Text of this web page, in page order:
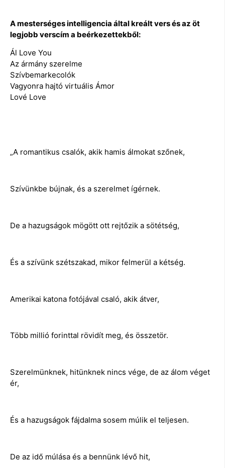
A mesterséges intelligencia által kreált vers és az öt
legjobb verscím a beérkezettekből:
Ál Love You
Az ármány szerelme
Szívbemarkecolók
Vagyonra hajtó virtuális Ámor
Lové Love
„A romantikus csalók, akik hamis álmokat szőnek,
Szívünkbe bújnak, és a szerelmet ígérnek.
De a hazugságok mögött ott rejtőzik a sötétség,
És a szívünk szétszakad, mikor felmerül a kétség.
Amerikai katona fotójával csaló, akik átver,
Több millió forinttal rövidít meg, és összetör.
Szerelmünknek, hitünknek nincs vége, de az álom véget
ér,
És a hazugságok fájdalma sosem múlik el teljesen.
De az idő múlása és a bennünk lévő hit,